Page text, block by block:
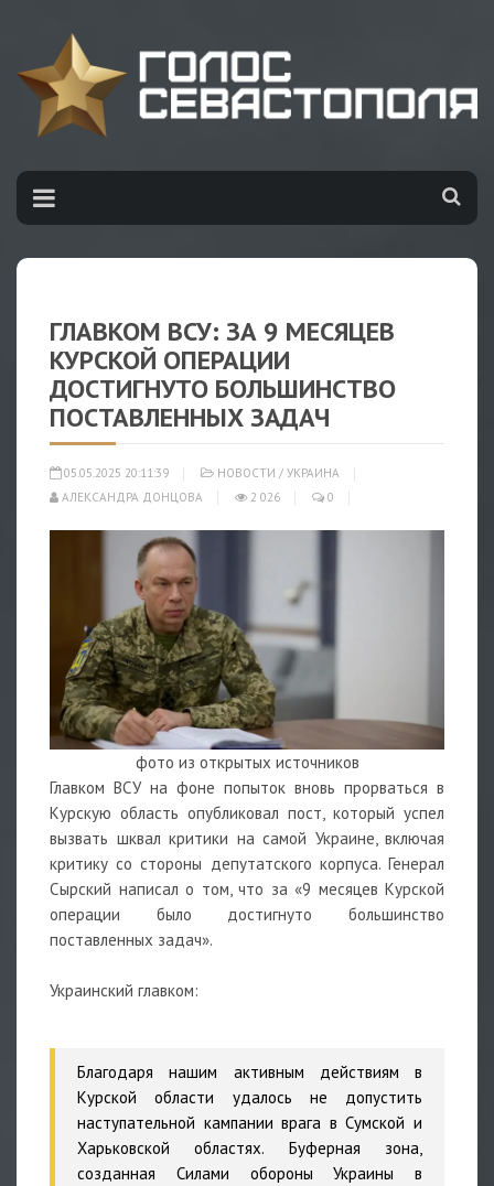
ГЛАВКОМ ВСУ: ЗА 9 МЕСЯЦЕВ
КУРСКОЙ ОПЕРАЦИИ
ДОСТИГНУТО БОЛЬШИНСТВО
ПОСТАВЛЕННЫХ ЗАДАЧ
05.05.2025 20:11:39 НОВОСТИ / УКРАИНА
АЛЕКСАНДРА ДОНЦОВА
2 026 0
фото из открытых источников
Главком ВСУ на фоне попыток вновь прорваться в
Курскую область опубликовал пост, который успел
вызвать шквал критики на самой Украине, включая
критику со стороны депутатского корпуса. Генерал
Сырский написал о том, что за «9 месяцев Курской
операции было достигнуто большинство
поставленных задач».
Украинский главком:
Благодаря нашим активным действиям в
Курской области удалось не допустить
наступательной кампании врага в Сумской и
Харьковской областях. Буферная зона,
созданная Силами обороны Украины в